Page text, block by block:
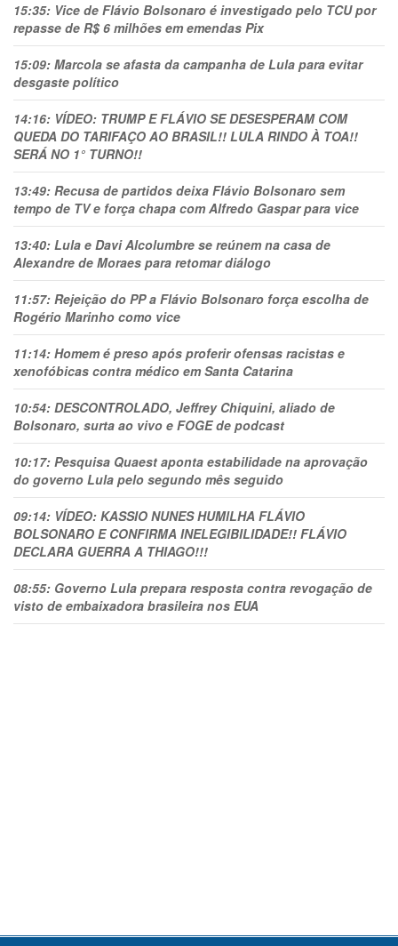
15:35: Vice de Flávio Bolsonaro é investigado pelo TCU por
repasse de R$ 6 milhões em emendas Pix
15:09: Marcola se afasta da campanha de Lula para evitar
desgaste político
14:16: VÍDEO: TRUMP E FLÁVIO SE DESESPERAM COM
QUEDA DO TARIFAÇO AO BRASIL!! LULA RINDO À TOA!!
SERÁ NO 1° TURNO!!
13:49: Recusa de partidos deixa Flávio Bolsonaro sem
tempo de TV e força chapa com Alfredo Gaspar para vice
13:40: Lula e Davi Alcolumbre se reúnem na casa de
Alexandre de Moraes para retomar diálogo
11:57: Rejeição do PP a Flávio Bolsonaro força escolha de
Rogério Marinho como vice
11:14: Homem é preso após proferir ofensas racistas e
xenofóbicas contra médico em Santa Catarina
10:54: DESCONTROLADO, Jeffrey Chiquini, aliado de
Bolsonaro, surta ao vivo e FOGE de podcast
10:17: Pesquisa Quaest aponta estabilidade na aprovação
do governo Lula pelo segundo mês seguido
09:14: VÍDEO: KASSIO NUNES HUMlLHA FLÁVIO
BOLSONARO E CONFIRMA INELEGIBILIDADE!! FLÁVIO
DECLARA GUERRA A THIAGO!!!
08:55: Governo Lula prepara resposta contra revogação de
visto de embaixadora brasileira nos EUA